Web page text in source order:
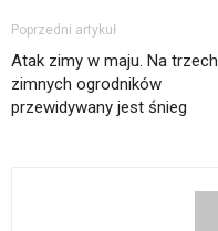
Poprzedni artykuł
Atak zimy w maju. Na trzech
zimnych ogrodników
przewidywany jest śnieg